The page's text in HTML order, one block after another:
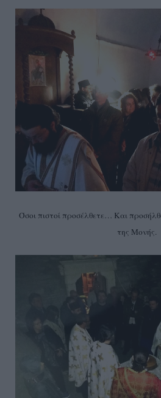
Όσοι πιστοί προσέλθετε… Και
της Μονής.